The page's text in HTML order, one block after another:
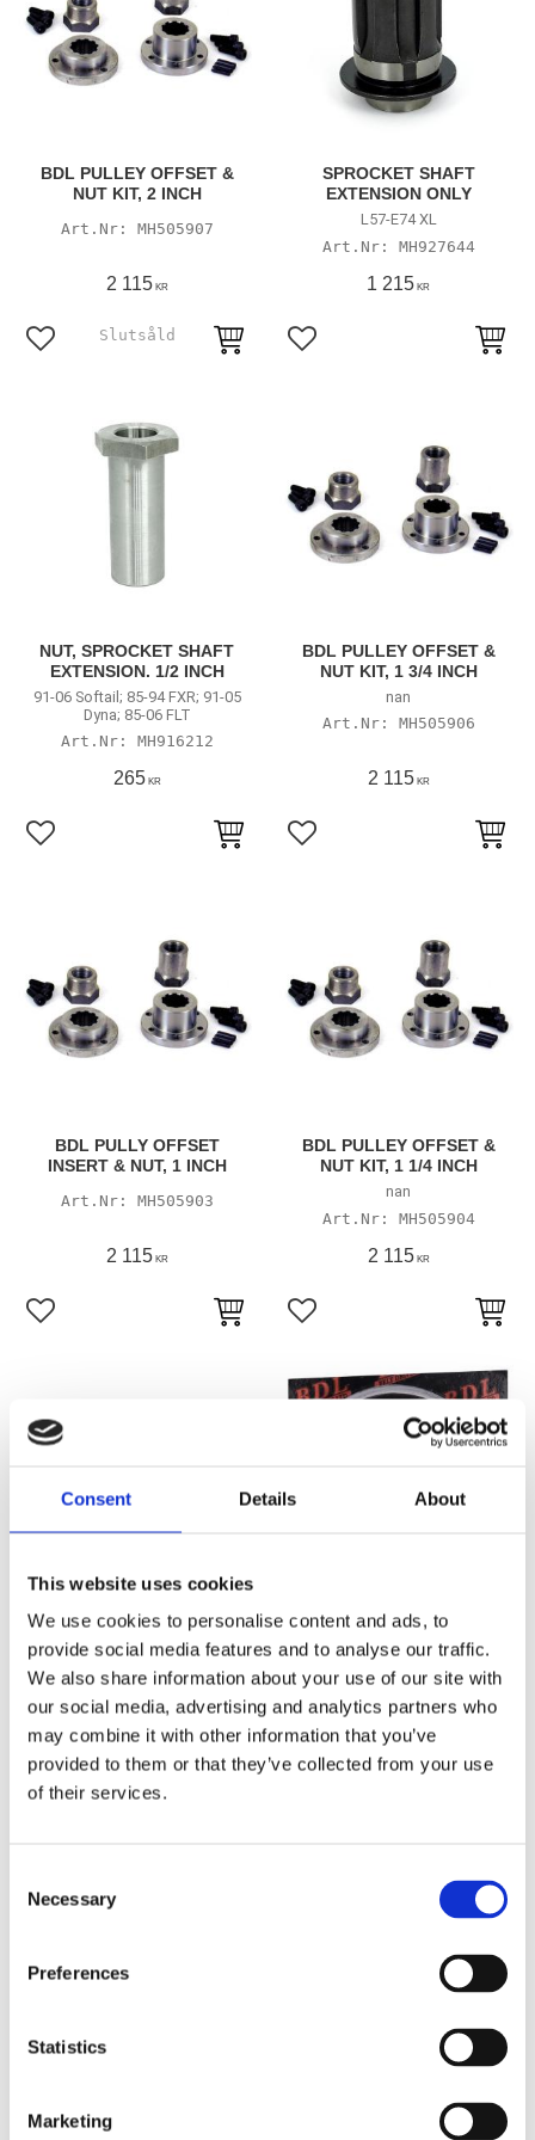
Consent Details About
This website uses cookies
We use cookies to personalise content and ads, to
provide social media features and to analyse our traffic.
We also share information about your use of our site with
our social media, advertising and analytics partners who
may combine it with other information that you’ve
provided to them or that they’ve collected from your use
of their services.
Necessary
Preferences
Statistics
Marketing
BDL PULLEY OFFSET &
NUT KIT, 2 INCH
MH505907
2 115KR
Lägg till i favoriter
SPROCKET SHAFT
EXTENSION ONLY
L57-E74 XL
MH927644
1 215 KR
Lägg till i favoriter
NUT, SPROCKET SHAFT
EXTENSION. 1/2 INCH
91-06 Softail; 85-94 FXR; 91-05
Dyna; 85-06 FLT
MH916212
265KR
Lägg till i favoriter
BDL PULLEY OFFSET &
NUT KIT, 1 3/4 INCH
nan
MH505906
2 115KR
Lägg till i favoriter
BDL PULLY OFFSET
INSERT & NUT, 1 INCH
MH505903
2 115KR
Lägg till i favoriter
BDL PULLEY OFFSET &
NUT KIT, 1 1/4 INCH
nan
MH505904
2 115KR
Lägg till i favoriter
BDL PULLEY OFFSET
INSERT & NUT, 1/2 INCH
MH505901
2 115KR
Lägg till i favoriter
Primary housing offset
spacer, 1-1/4"
70-06 B.T. (excl. 2006 6-sp Dyna)
2 195KR
spacer, 1/2"
SPROCKET SHAFT
EXTENSION, 1/2 INCH